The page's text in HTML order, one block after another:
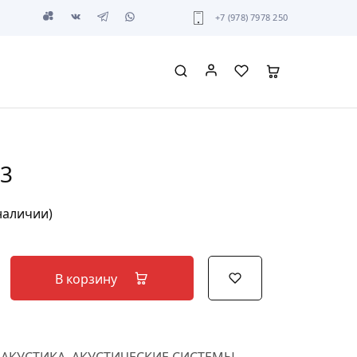
+7 (978) 7978 250
В корзину